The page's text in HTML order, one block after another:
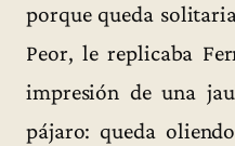
porque queda
Peor, le replicaba
impresión de una
pájaro: queda